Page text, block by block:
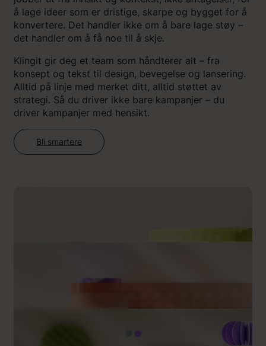
å lage ideer som er dristige, skarpe og bygget for å
konvertere. Det handler ikke om å bare lage støy –
det handler om å få noe til å skje.
Klingit gir deg et team som håndterer alt – fra
konsept og tekst til design, bevegelse og lansering.
Alltid på linje med merket ditt, alltid støttet av
strategi. Så du driver ikke bare kampanjer – du
driver kampanjer med hensikt.
Bli smartere